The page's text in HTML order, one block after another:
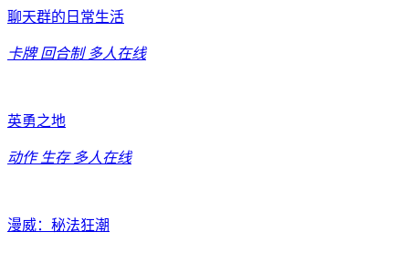
聊天群的日常生活
卡牌 回合制 多人在线
英勇之地
动作 生存 多人在线
漫威：秘法狂潮